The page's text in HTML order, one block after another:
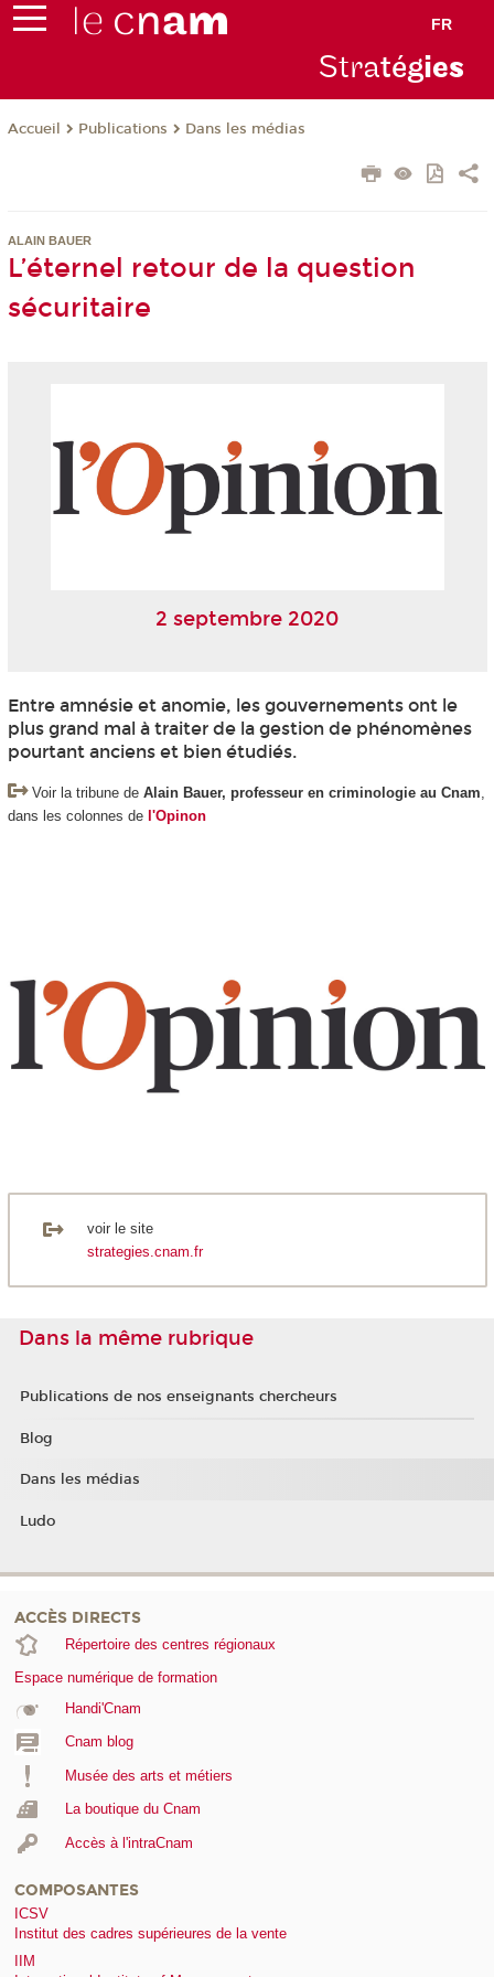
FR
Stratégies
Accueil Publications Dans les médias
ALAIN BAUER
L’éternel retour de la question
sécuritaire
2 septembre 2020
Entre amnésie et anomie, les gouvernements ont le
plus grand mal à traiter de la gestion de phénomènes
pourtant anciens et bien étudiés.
Voir la tribune de Alain Bauer, professeur en criminologie au Cnam
dans les colonnes de l'Opinon
voir le site
strategies.cnam.fr
Dans la même rubrique
Publications de nos enseignants chercheurs
Blog
Dans les médias
Ludo
ACCÈS DIRECTS
Répertoire des centres régionaux
Espace numérique de formation
Handi'Cnam
Cnam blog
Musée des arts et métiers
La boutique du Cnam
Accès à l'intraCnam
COMPOSANTES
ICSV
Institut des cadres supérieures de la vente
IIM